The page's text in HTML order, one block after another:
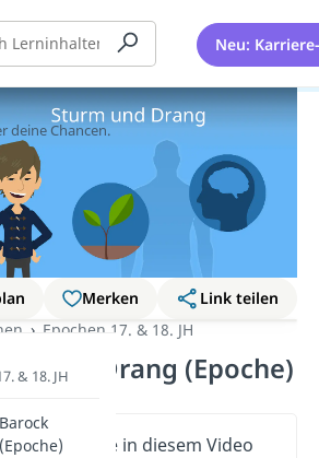
Neu:
Merken
Link teilen
Epochen 17. & 18. JH
und Drang (Epoche)
Inhalte in diesem Video
sich!
deine Chancen.
& 18. JH
Barock
(Epoche)